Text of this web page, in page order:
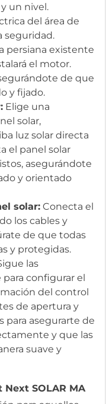
un nivel.
del área de
seguridad.
persiana existente
el motor.
de que
y fijado.
Elige una
solar,
luz solar directa
el panel solar
asegurándote
y orientado
solar: Conecta el
los cables y
de que todas
y protegidas.
las
configurar el
del control
de apertura y
para asegurarte de
y que las
suave y
Next SOLAR MA